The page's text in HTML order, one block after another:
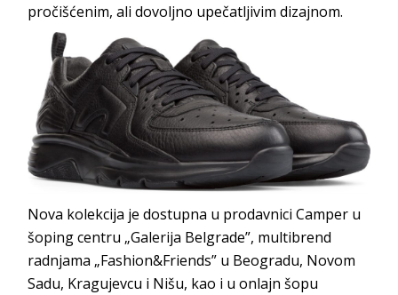
pročišćenim, ali dovoljno upečatljivim dizajnom.
Nova kolekcija je dostupna u prodavnici Camper u
šoping centru „Galerija Belgrade”, multibrend
radnjama „Fashion&Friends” u Beogradu, Novom
Sadu, Kragujevcu i Nišu, kao i u onlajn šopu